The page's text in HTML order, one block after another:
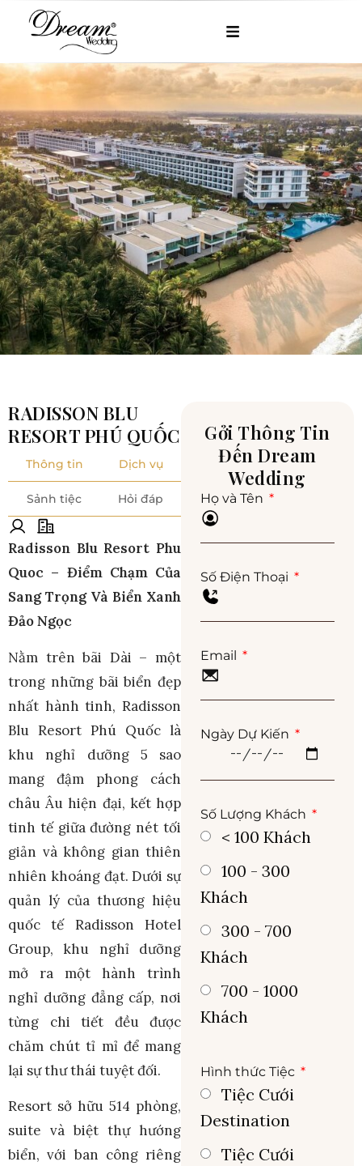
RADISSON BLU
RESORT PHÚ QUỐC
Thông tin Dịch vụ
Sảnh tiệc Hỏi đáp
Radisson Blu Resort Phu
Quoc – Điểm Chạm Của
Sang Trọng Và Biển Xanh
Đảo Ngọc
Nằm trên bãi Dài – một
trong những bãi biển đẹp
nhất hành tinh, Radisson
Blu Resort Phú Quốc là
khu nghỉ dưỡng 5 sao
mang đậm phong cách
châu Âu hiện đại, kết hợp
tinh tế giữa đường nét tối
giản và không gian thiên
nhiên khoáng đạt. Dưới sự
quản lý của thương hiệu
quốc tế Radisson Hotel
Group, khu nghỉ dưỡng
mở ra một hành trình
nghỉ dưỡng đẳng cấp, nơi
từng chi tiết đều được
chăm chút tỉ mỉ để mang
lại sự thư thái tuyệt đối.
Resort sở hữu 514 phòng,
suite và biệt thự hướng
biển, với ban công riêng
Gởi Thông Tin
Đến Dream
Wedding
Họ và Tên
Số Điện Thoại
Email
Ngày Dự Kiến
Số Lượng Khách
< 100 Khách
100 - 300
Khách
300 - 700
Khách
700 - 1000
Khách
Hình thức Tiệc
Tiệc Cưới
Destination
Tiệc Cưới